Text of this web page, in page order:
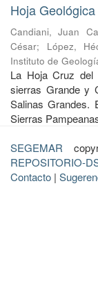
Hoja
Candiani, Juan
César; López,
Instituto de
La Hoja Cruz
sierras Grande y
Salinas Grandes.
Sierras
SEGEMAR
REPOSITORIO-
Contacto |